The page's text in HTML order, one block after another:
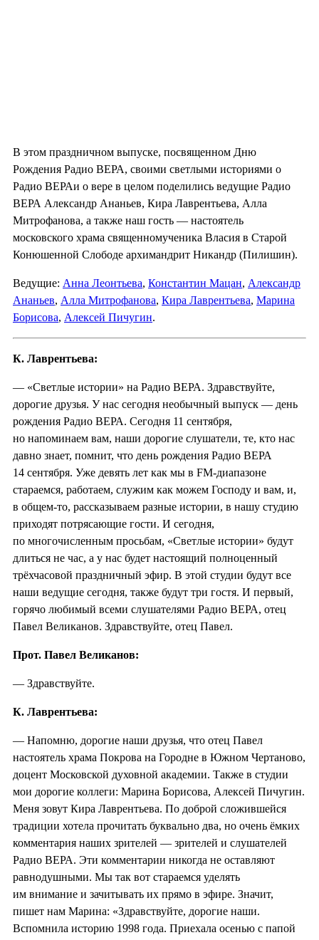
В этом праздничном выпуске, посвященном Дню
Рождения Радио ВЕРА, своими светлыми историями о
Радио ВЕРАи о вере в целом поделились ведущие Радио
ВЕРА Александр Ананьев, Кира Лаврентьева, Алла
Митрофанова, а также наш гость — настоятель
московского храма священномученика Власия в Старой
Конюшенной Слободе архимандрит Никандр (Пилишин).
Ведущие: Анна Леонтьева, Константин Мацан, Александр
Ананьев, Алла Митрофанова, Кира Лаврентьева, Марина
Борисова, Алексей Пичугин.
К. Лаврентьева:
— «Светлые истории» на Радио ВЕРА. Здравствуйте,
дорогие друзья. У нас сегодня необычный выпуск — день
рождения Радио ВЕРА. Сегодня 11 сентября,
но напоминаем вам, наши дорогие слушатели, те, кто нас
давно знает, помнит, что день рождения Радио ВЕРА
14 сентября. Уже девять лет как мы в FM-диапазоне
стараемся, работаем, служим как можем Господу и вам, и,
в общем-то, рассказываем разные истории, в нашу студию
приходят потрясающие гости. И сегодня,
по многочисленным просьбам, «Светлые истории» будут
длиться не час, а у нас будет настоящий полноценный
трёхчасовой праздничный эфир. В этой студии будут все
наши ведущие сегодня, также будут три гостя. И первый,
горячо любимый всеми слушателями Радио ВЕРА, отец
Павел Великанов. Здравствуйте, отец Павел.
Прот. Павел Великанов:
— Здравствуйте.
К. Лаврентьева:
— Напомню, дорогие наши друзья, что отец Павел
настоятель храма Покрова на Городне в Южном Чертаново,
доцент Московской духовной академии. Также в студии
мои дорогие коллеги: Марина Борисова, Алексей Пичугин.
Меня зовут Кира Лаврентьева. По доброй сложившейся
традиции хотела прочитать буквально два, но очень ёмких
комментария наших зрителей — зрителей и слушателей
Радио ВЕРА. Эти комментарии никогда не оставляют
равнодушными. Мы так вот стараемся уделять
им внимание и зачитывать их прямо в эфире. Значит,
пишет нам Марина: «Здравствуйте, дорогие наши.
Вспомнила историю 1998 года. Приехала осенью с папой